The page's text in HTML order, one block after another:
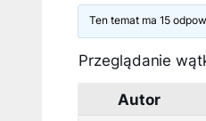
Ten temat ma 15
Przeglądanie
Autor